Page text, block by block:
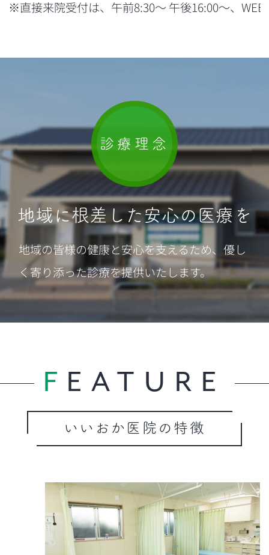
※直接来院受付は、午前8:30～ 午後16:00～、
診療理念
地域に根差した安心の医療を
地域の皆様の健康と安心を支えるため、優し
く寄り添った診療を提供いたします。
FEATURE
いいおか医院の特徴